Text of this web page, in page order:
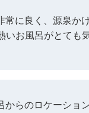
常に良く、源泉か
お風呂がとても
からのロケーショ